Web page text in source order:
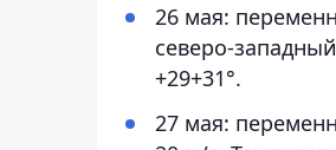
26 мая:
северо-
+29+31°.
27 мая: